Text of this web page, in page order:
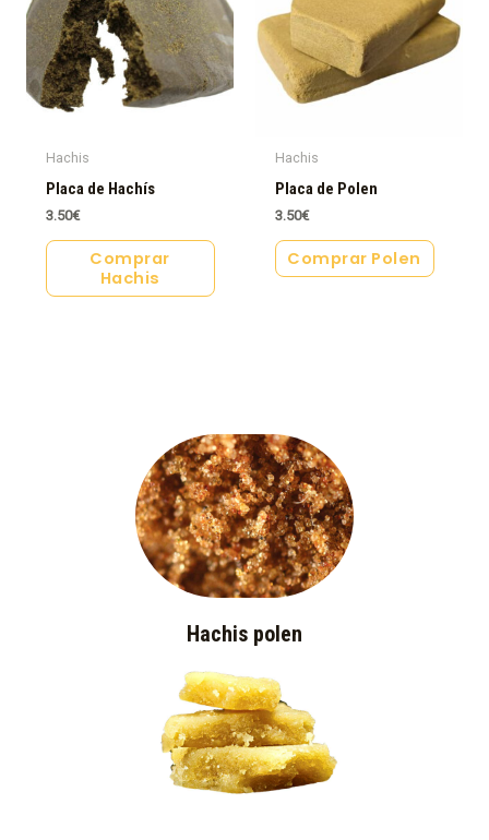
Hachis
Placa de Hachís
3.50€
Comprar
Hachis
Hachis
Placa de Polen
3.50€
Comprar Polen
Hachis polen